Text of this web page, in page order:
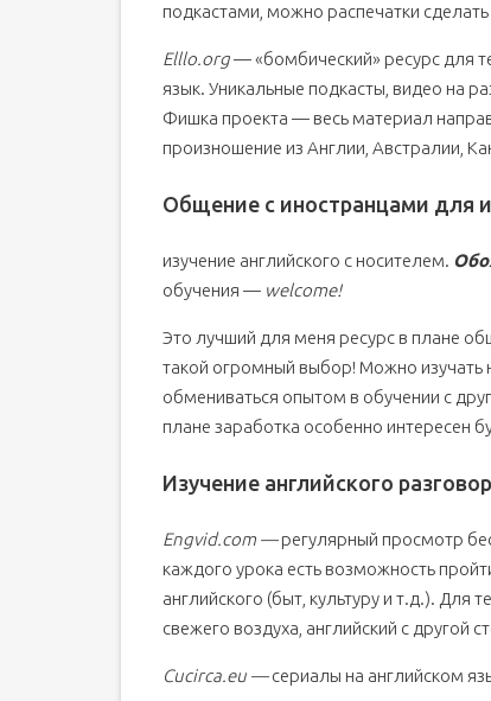
подкастами, можно распечатки
Elllo.org— «бомбический» ресурс для
язык. Уникальные подкасты, видео на
Фишка проекта — весь материал
произношение из Англии, Австралии,
Общение с иностранцами для
изучение английского с носителем.
обучения — welcome!
Это лучший для меня ресурс в плане
такой огромный выбор! Можно изучать
обмениваться опытом в обучении с
плане заработка особенно интересен
Изучение английского
Engvid.com —регулярный просмотр
каждого урока есть возможность
английского (быт, культуру и т.д.). Для
свежего воздуха, английский с другой
Cucirca.eu —сериалы на английском